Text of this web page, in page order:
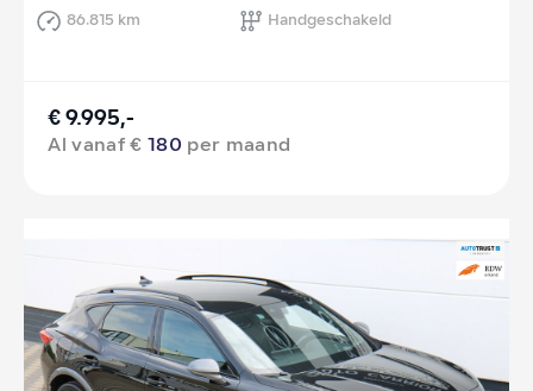
86.815 km
Handgeschakeld
€ 9.995,-
Al vanaf €180 per maand